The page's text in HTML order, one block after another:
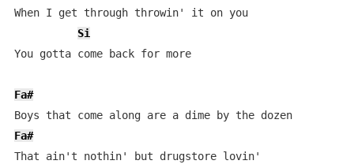
When I get through throwin' it on you
Si
You gotta come back for more
Fa#
Boys that come along are a dime by the dozen
Fa#